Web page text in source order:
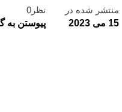
منتشر شده در
15 می 2023
نظر0
پیوستن به